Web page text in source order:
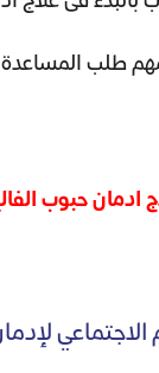
طلب
حبوب
الاجتماعي